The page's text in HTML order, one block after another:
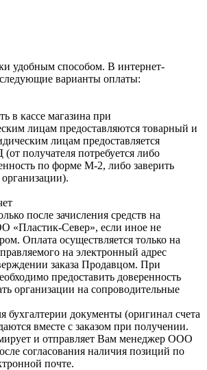
удобным способом. В интернет-
варианты оплаты:
в кассе магазина при
лицам предоставляются товарный и
лицам предоставляется
получателя потребуется либо
по форме М-2, либо заверить
после зачисления средств на
«Пластик-Север», если иное не
Оплата осуществляется только на
на электронный адрес
заказа Продавцом. При
предоставить доверенность
организации на сопроводительные
бухгалтерии документы (оригинал счета
вместе с заказом при получении.
и отправляет Вам менеджер ООО
согласования наличия позиций по
почте.